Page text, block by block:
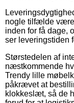
nogle tilfælde være
inden for få dage,
ser leveringstiden
Størstedelen af
næstkommende
Trendy lille
påkrævet at
klokkeslæt, så de